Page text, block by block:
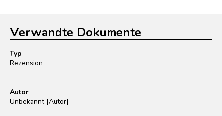
Verwandte Dokumente
Typ
Rezension
Autor
Unbekannt [Autor]